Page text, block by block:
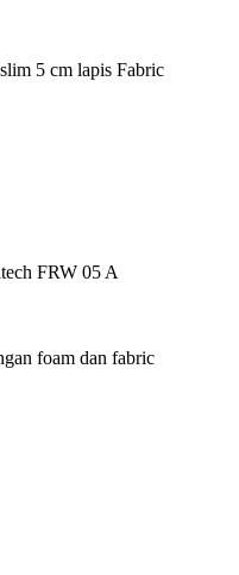
5 cm lapis Fabric
FRW 05 A
foam dan fabric